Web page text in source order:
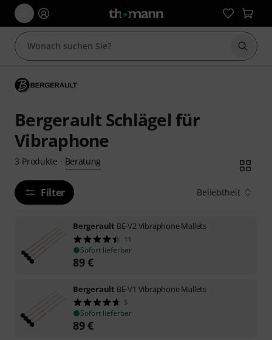
Suche
Bergerault Schlägel für
Vibraphone
3 Produkte · Beratung
Filter Beliebtheit
Bergerault BE-V2 Vibraphone Mallets
11
Sofort lieferbar
89€
Bergerault BE-V1 Vibraphone Mallets
5
Sofort lieferbar
89€